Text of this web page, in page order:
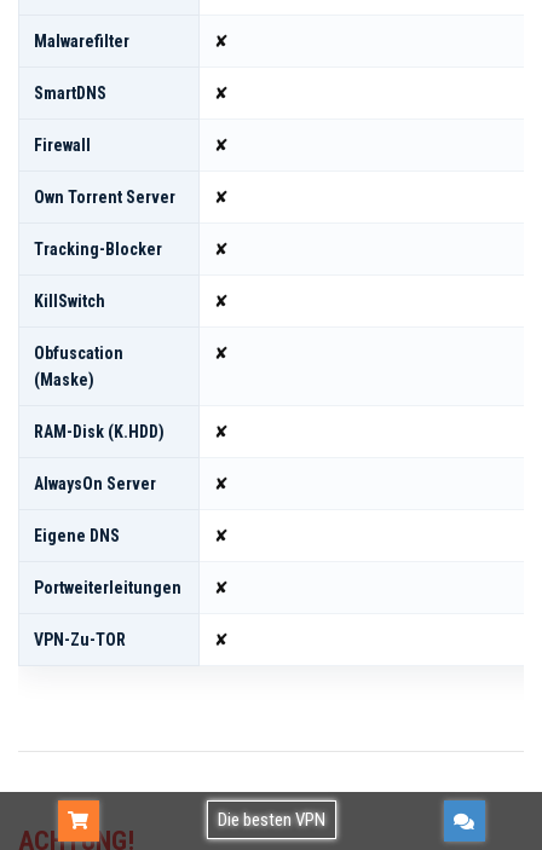
Malwarefilter ✘
SmartDNS ✘
Firewall ✘
Own Torrent Server ✘
Tracking-Blocker ✘
KillSwitch ✘
Obfuscation
(Maske)
✘
RAM-Disk (k.HDD) ✘
AlwaysOn Server ✘
Eigene DNS ✘
Portweiterleitungen ✘
VPN-Zu-TOR ✘
ACHTUNG!
kaufen Die besten VPN
Gratis TESTEN!Kostenlos verwenden oder